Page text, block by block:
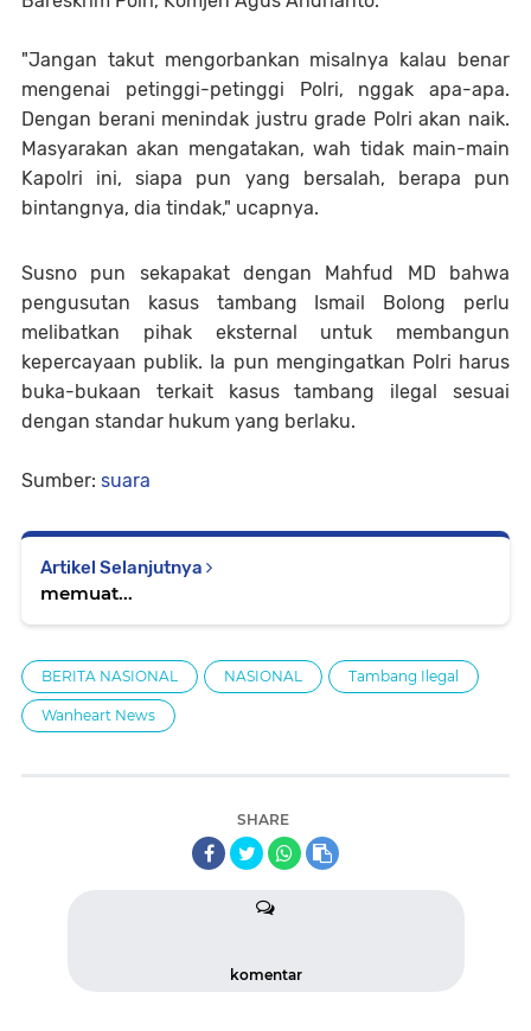
"Jangan takut mengorbankan misalnya kalau benar
mengenai petinggi-petinggi Polri, nggak apa-apa.
Dengan berani menindak justru grade Polri akan naik.
Masyarakan akan mengatakan, wah tidak main-main
Kapolri ini, siapa pun yang bersalah, berapa pun
bintangnya, dia tindak," ucapnya.
Susno pun sekapakat dengan Mahfud MD bahwa
pengusutan kasus tambang Ismail Bolong perlu
melibatkan pihak eksternal untuk membangun
kepercayaan publik. Ia pun mengingatkan Polri harus
buka-bukaan terkait kasus tambang ilegal sesuai
dengan standar hukum yang berlaku.
Sumber: suara
Artikel Selanjutnya
memuat...
BERITA NASIONAL NASIONAL Tambang Ilegal
Wanheart News
SHARE
komentar